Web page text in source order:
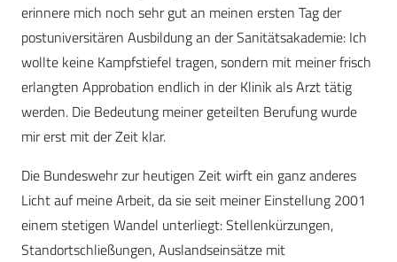
erinnere mich noch sehr gut an meinen ersten Tag der
postuniversitären Ausbildung an der Sanitätsakademie: Ich
wollte keine Kampfstiefel tragen, sondern mit meiner frisch
erlangten Approbation endlich in der Klinik als Arzt tätig
werden. Die Bedeutung meiner geteilten Berufung wurde
mir erst mit der Zeit klar.
Die Bundeswehr zur heutigen Zeit wirft ein ganz anderes
Licht auf meine Arbeit, da sie seit meiner Einstellung 2001
einem stetigen Wandel unterliegt: Stellenkürzungen,
Standortschließungen, Auslandseinsätze mit